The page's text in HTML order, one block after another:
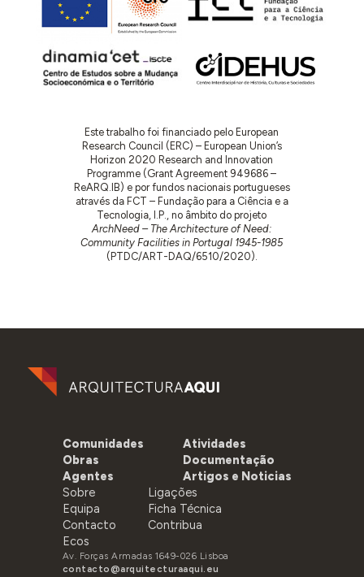
Este trabalho foi financiado pelo European
Research Council (ERC) – European Union’s
Horizon 2020 Research and Innovation
Programme (Grant Agreement 949686 –
ReARQ.IB) e por fundos nacionais portugueses
através da FCT – Fundação para a Ciência e a
Tecnologia, I.P., no âmbito do projeto
ArchNeed – The Architecture of Need:
Community Facilities in Portugal 1945-1985
(PTDC/ART-DAQ/6510/2020).
Comunidades
Obras
Agentes
Atividades
Documentação
Artigos e Noticias
Sobre
Equipa
Contacto
Ecos
Ligações
Ficha Técnica
Contribua
Av. Forças Armadas 1649-026 Lisboa
contacto@arquitecturaaqui.eu